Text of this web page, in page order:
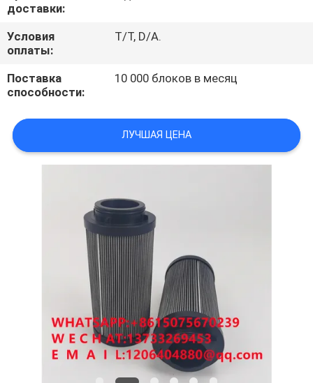
КАЧЕСТВА
МЫ
НОВОСТИ
POLICY
доставки:
Условия
оплаты:
T/T, D/A.
Поставка
способности:
10 000 блоков в месяц
ЛУЧШАЯ ЦЕНА